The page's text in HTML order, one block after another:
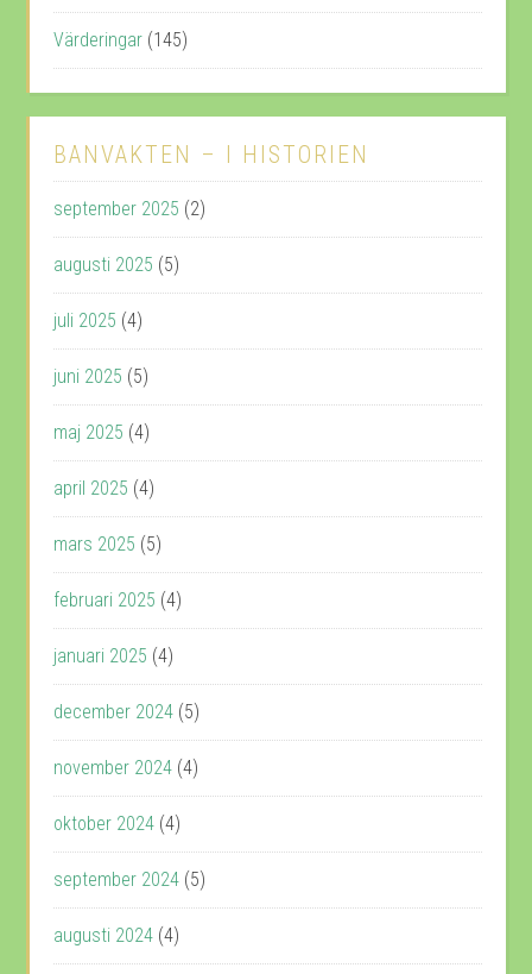
Värderingar (145)
BANVAKTEN – I HISTORIEN
september 2025 (2)
augusti 2025 (5)
juli 2025 (4)
juni 2025 (5)
maj 2025 (4)
april 2025 (4)
mars 2025 (5)
februari 2025 (4)
januari 2025 (4)
december 2024 (5)
november 2024 (4)
oktober 2024 (4)
september 2024 (5)
augusti 2024 (4)